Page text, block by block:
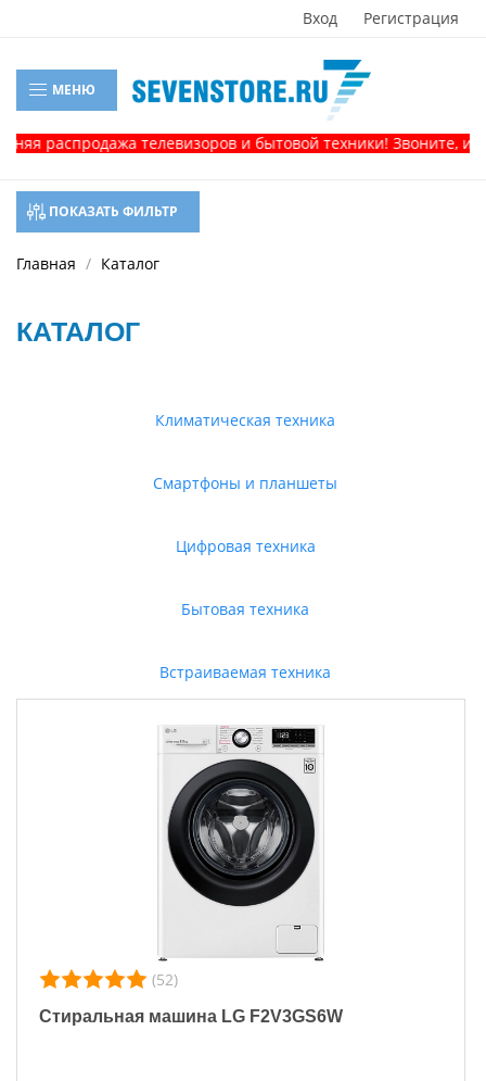
Вход Регистрация
МЕНЮ
телевизоров и бытовой техники! Звоните, и
ПОКАЗАТЬ ФИЛЬТР
Главная Каталог
КАТАЛОГ
Климатическая техника
Смартфоны и планшеты
Цифровая техника
Бытовая техника
Встраиваемая техника
(52)
Стиральная машина LG F2V3GS6W